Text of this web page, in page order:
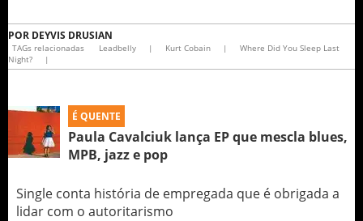
POR DEYVIS DRUSIAN
TAGs relacionadas Leadbelly | Kurt Cobain |
Where Did You Sleep Last
Night?
|
É QUENTE
Paula Cavalciuk lança EP que mescla blues,
MPB, jazz e pop
Single conta história de empregada que é obrigada a
lidar com o autoritarismo